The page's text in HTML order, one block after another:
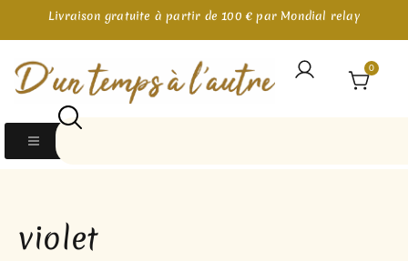
Livraison gratuite à partir de 100 € par Mondial relay
0
violet